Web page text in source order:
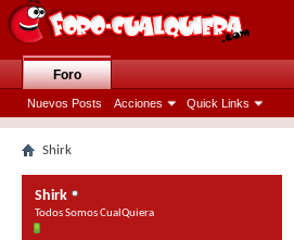
Foro
Nuevos Posts Acciones Quick Links
Shirk
Shirk
Todos Somos CualQuiera